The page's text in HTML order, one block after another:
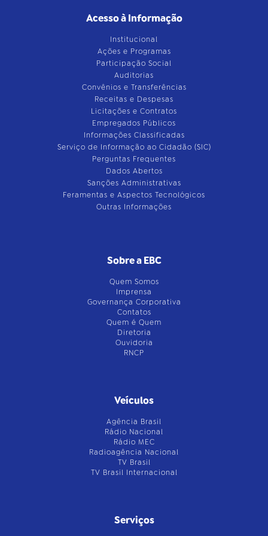
Acesso à Informação
Institucional
Ações e Programas
Participação Social
Auditorias
Convênios e Transferências
Receitas e Despesas
Licitações e Contratos
Empregados Públicos
Informações Classificadas
Serviço de Informação ao Cidadão (SIC)
Perguntas Frequentes
Dados Abertos
Sanções Administrativas
Feramentas e Aspectos Tecnológicos
Outras Informações
Sobre a EBC
Quem Somos
Imprensa
Governança Corporativa
Contatos
Quem é Quem
Diretoria
Ouvidoria
RNCP
Veículos
Agência Brasil
Rádio Nacional
Rádio MEC
Radioagência Nacional
TV Brasil
TV Brasil Internacional
Serviços